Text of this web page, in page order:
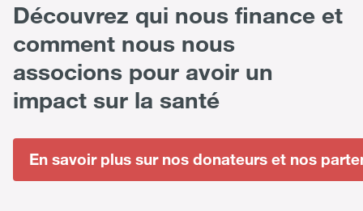
Découvrez qui nous finance et
comment nous nous
associons pour avoir un
impact sur la santé
En savoir plus sur nos donateurs et nos